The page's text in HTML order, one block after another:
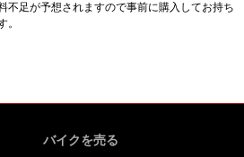
足が予想されますので事前に購入してお持ち
。
バイクを売る